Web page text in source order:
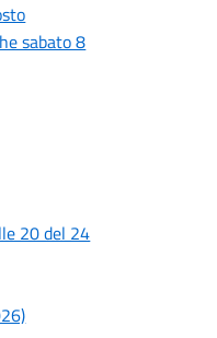
sabato 8
20 del 24